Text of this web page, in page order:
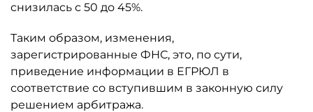
снизилась с 50 до 45%.
Таким образом, изменения,
зарегистрированные ФНС, это, по сути,
приведение информации в ЕГРЮЛ в
соответствие со вступившим в законную силу
решением арбитража.